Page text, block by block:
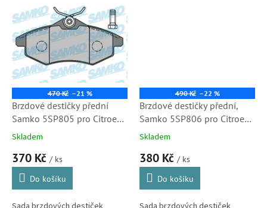
470 Kč –21 %
Brzdové destičky přední
Samko 5SP805 pro Citroen
Skladem
370 Kč / ks
Do košíku
490 Kč –22 %
Brzdové destičky přední,
Samko 5SP806 pro Citroen
C2, C3 a C3 Pluriel (LPR,
S1
Skladem
380 Kč / ks
Do košíku